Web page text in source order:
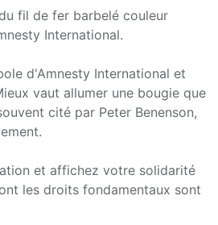
fil de fer barbelé couleur
International.
d'Amnesty International et
vaut allumer une bougie que
cité par Peter Benenson,
et affichez votre solidarité
les droits fondamentaux sont